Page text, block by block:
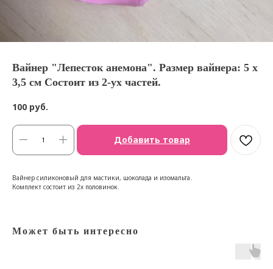
Вайнер "Лепесток анемона". Размер вайнера: 5 х
3,5 см Состоит из 2-ух частей.
100 руб.
Добавить товар
Вайнер силиконовый для мастики, шоколада и изомальта.
Комплект состоит из 2х половинок.
Может быть интересно